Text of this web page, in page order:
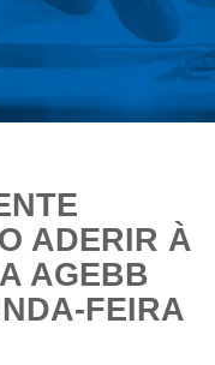
ADERIR À
AGEBB
FEIRA